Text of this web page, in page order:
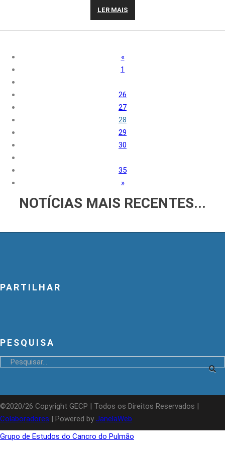
LER MAIS
«
1
26
27
28
29
30
35
»
NOTÍCIAS MAIS RECENTES...
PARTILHAR
PESQUISA
©2020/26 Copyright GECP | Todos os Direitos Reservados |
Colaboradores | Powered by JanelaWeb
Grupo de Estudos do Cancro do Pulmão